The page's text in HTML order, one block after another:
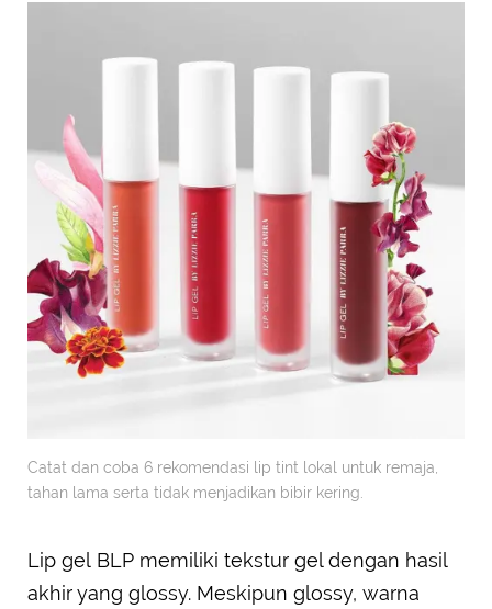
Catat dan coba 6 rekomendasi lip tint lokal untuk remaja,
tahan lama serta tidak menjadikan bibir kering.
Lip gel BLP memiliki tekstur gel dengan hasil
akhir yang glossy. Meskipun glossy, warna